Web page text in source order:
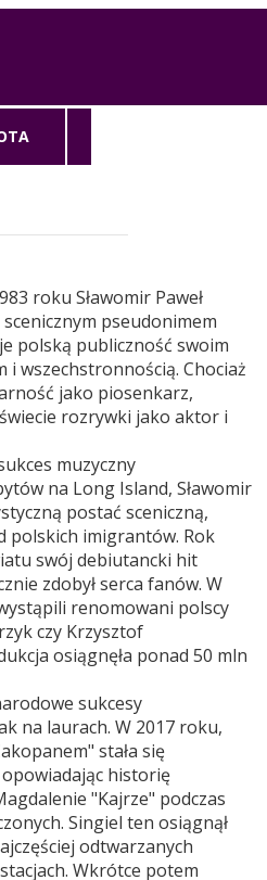
sceny
roku Sławomir Paweł
pseudonimem
polską publiczność swoim
wszechstronnością. Chociaż
jako piosenkarz,
rozrywki jako aktor i
muzyczny
na Long Island, Sławomir
postać sceniczną,
polskich imigrantów. Rok
swój debiutancki hit
zdobył serca fanów. W
renomowani polscy
czy Krzysztof
osiągnęła ponad 50 mln
sukcesy
na laurach. W 2017 roku,
stała się
historię
"Kajrze" podczas
Singiel ten osiągnął
odtwarzanych
Wkrótce potem